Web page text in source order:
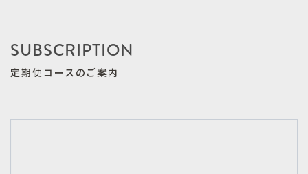
SUBSCRIPTION
定期便コースのご案内